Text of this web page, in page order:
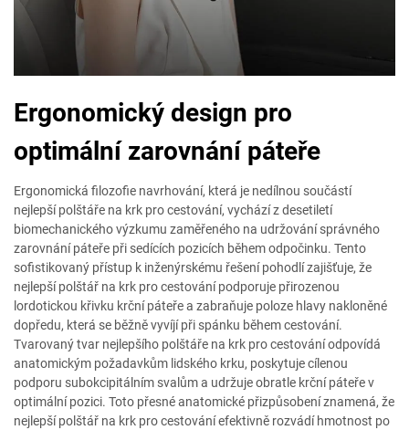
Ergonomický design pro
optimální zarovnání páteře
Ergonomická filozofie navrhování, která je nedílnou součástí
nejlepší polštáře na krk pro cestování, vychází z desetiletí
biomechanického výzkumu zaměřeného na udržování správného
zarovnání páteře při sedících pozicích během odpočinku. Tento
sofistikovaný přístup k inženýrskému řešení pohodlí zajišťuje, že
nejlepší polštář na krk pro cestování podporuje přirozenou
lordotickou křivku krční páteře a zabraňuje poloze hlavy nakloněné
dopředu, která se běžně vyvíjí při spánku během cestování.
Tvarovaný tvar nejlepšího polštáře na krk pro cestování odpovídá
anatomickým požadavkům lidského krku, poskytuje cílenou
podporu subokcipitálním svalům a udržuje obratle krční páteře v
optimální pozici. Toto přesné anatomické přizpůsobení znamená, že
nejlepší polštář na krk pro cestování efektivně rozvádí hmotnost po